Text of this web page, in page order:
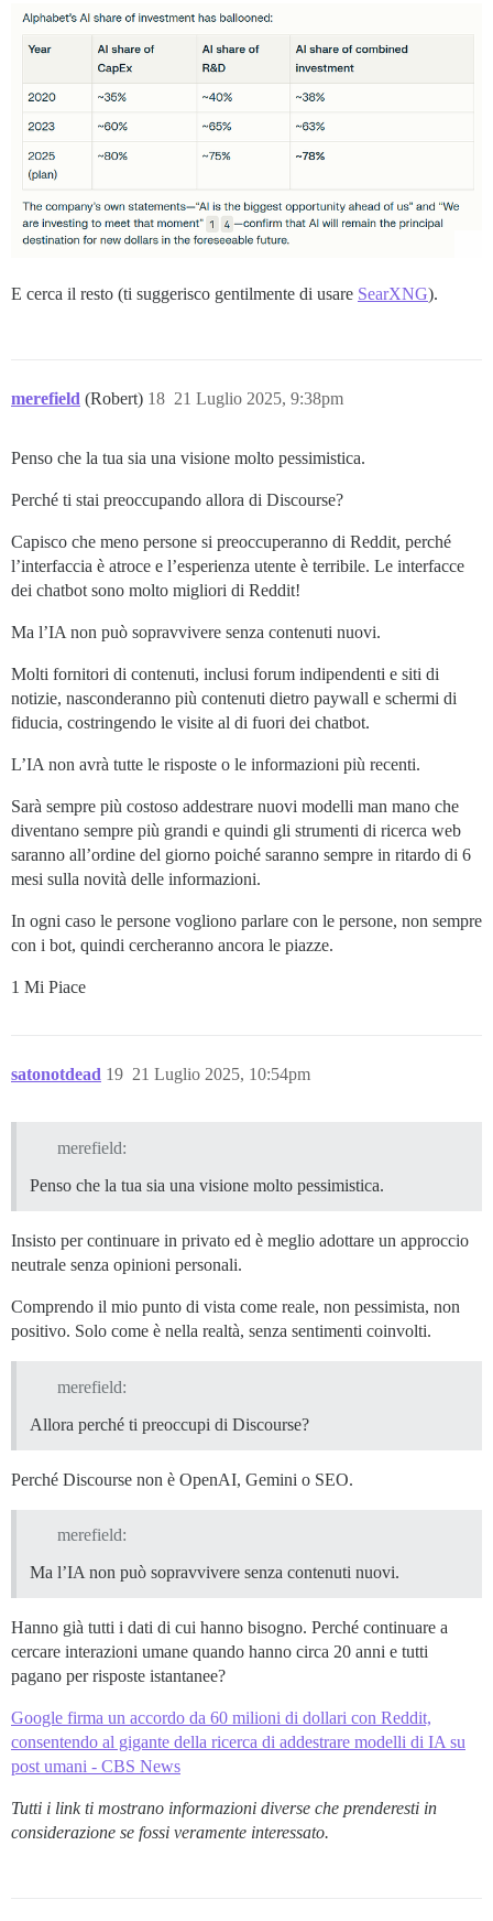
E cerca il resto (ti suggerisco gentilmente di usare SearXNG).
merefield (Robert) 21 Luglio 2025, 9:38pm
18
Penso che la tua sia una visione molto pessimistica.
Perché ti stai preoccupando allora di Discourse?
Capisco che meno persone si preoccuperanno di Reddit, perché
l’interfaccia è atroce e l’esperienza utente è terribile. Le interfacce
dei chatbot sono molto migliori di Reddit!
Ma l’IA non può sopravvivere senza contenuti nuovi.
Molti fornitori di contenuti, inclusi forum indipendenti e siti di
notizie, nasconderanno più contenuti dietro paywall e schermi di
fiducia, costringendo le visite al di fuori dei chatbot.
L’IA non avrà tutte le risposte o le informazioni più recenti.
Sarà sempre più costoso addestrare nuovi modelli man mano che
diventano sempre più grandi e quindi gli strumenti di ricerca web
saranno all’ordine del giorno poiché saranno sempre in ritardo di 6
mesi sulla novità delle informazioni.
In ogni caso le persone vogliono parlare con le persone, non sempre
con i bot, quindi cercheranno ancora le piazze.
1 Mi Piace
satonotdead 21 Luglio 2025, 10:54pm
19
merefield:
Penso che la tua sia una visione molto pessimistica.
Insisto per continuare in privato ed è meglio adottare un approccio
neutrale senza opinioni personali.
Comprendo il mio punto di vista come reale, non pessimista, non
positivo. Solo come è nella realtà, senza sentimenti coinvolti.
merefield:
Allora perché ti preoccupi di Discourse?
Perché Discourse non è OpenAI, Gemini o SEO.
merefield:
Ma l’IA non può sopravvivere senza contenuti nuovi.
Hanno già tutti i dati di cui hanno bisogno. Perché continuare a
cercare interazioni umane quando hanno circa 20 anni e tutti
pagano per risposte istantanee?
Google firma un accordo da 60 milioni di dollari con Reddit,
consentendo al gigante della ricerca di addestrare modelli di IA su
post umani - CBS News
Tutti i link ti mostrano informazioni diverse che prenderesti in
considerazione se fossi veramente interessato.